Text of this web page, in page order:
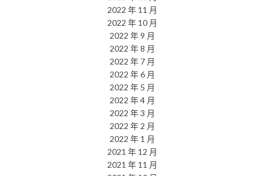
2022 年 11 月
2022 年 10 月
2022 年 9 月
2022 年 8 月
2022 年 7 月
2022 年 6 月
2022 年 5 月
2022 年 4 月
2022 年 3 月
2022 年 2 月
2022 年 1 月
2021 年 12 月
2021 年 11 月